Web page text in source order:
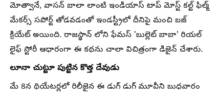
మోత్వానే, వాసన్ బాలా లాంటి ఇండియాస్ టాప్ మోస్ట్ కల్ట్ ఫిల్మ్
మేకర్స్ సపోర్ట్ తోడవడంతో ఇండస్ట్రీలో దీనిపై మంచి బజ్
క్రియేట్ అయింది. రాజస్థాన్ లోని ఫేమస్ 'బుల్లెట్ బాబా' రియల్
లైఫ్ స్టోరీ ఆధారంగా ఈ కథను చాలా విచిత్రంగా డిజైన్ చేశారు.
లూనా చుట్టూ పుట్టిన కొత్త దేవుడు
మే 8న థియేటర్లలో రిలీజైన ఈ డుగ్ డుగ్ మూవీని బుధవారం